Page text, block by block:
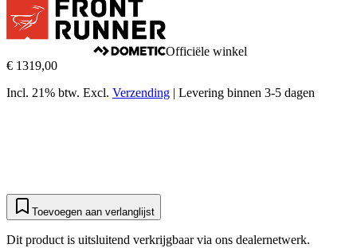
Officiële winkel
€ 1319,00
Incl. 21% btw. Excl. Verzending | Levering binnen 3-5 dagen
Toevoegen aan verlanglijst
Dit product is uitsluitend verkrijgbaar via ons dealernetwerk.